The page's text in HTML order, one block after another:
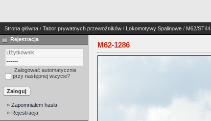
Strona główna / Tabor prywatnych przewoźników / Lokomotywy Spalinowe / M62/ST44
Rejestracja
Zalogować automatycznie
przy następnej wizycie?
» Zapomniałem hasła
» Rejestracja
M62-1286